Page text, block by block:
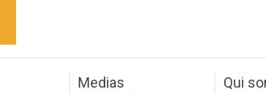
Medias
Qui